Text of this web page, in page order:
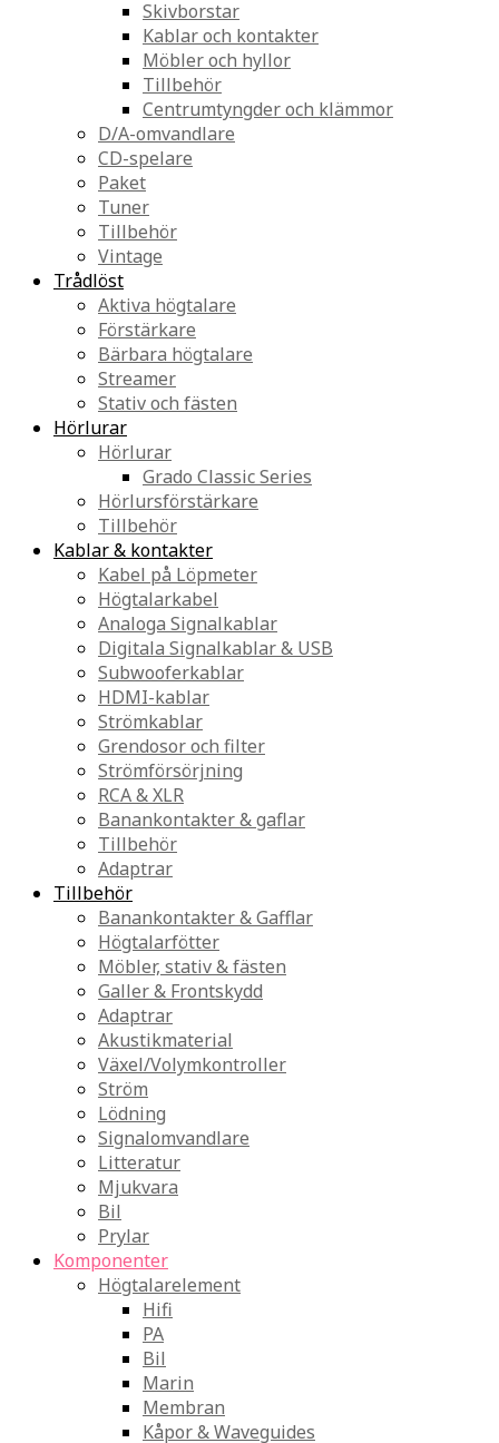
Skivborstar
Kablar och kontakter
Möbler och hyllor
Tillbehör
Centrumtyngder och klämmor
D/A-omvandlare
CD-spelare
Paket
Tuner
Tillbehör
Vintage
Trådlöst
Aktiva högtalare
Förstärkare
Bärbara högtalare
Streamer
Stativ och fästen
Hörlurar
Hörlurar
Grado Classic Series
Hörlursförstärkare
Tillbehör
Kablar & kontakter
Kabel på Löpmeter
Högtalarkabel
Analoga Signalkablar
Digitala Signalkablar & USB
Subwooferkablar
HDMI-kablar
Strömkablar
Grendosor och filter
Strömförsörjning
RCA & XLR
Banankontakter & gaflar
Tillbehör
Adaptrar
Tillbehör
Banankontakter & Gafflar
Högtalarfötter
Möbler, stativ & fästen
Galler & Frontskydd
Adaptrar
Akustikmaterial
Växel/Volymkontroller
Ström
Lödning
Signalomvandlare
Litteratur
Mjukvara
Bil
Prylar
Komponenter
Högtalarelement
Hifi
PA
Bil
Marin
Membran
Kåpor & Waveguides